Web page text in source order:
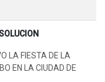
LA FIESTA DE LA
EN LA CIUDAD DE